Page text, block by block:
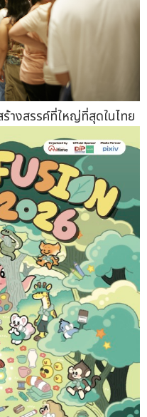
างสรรค์ที่ใหญ่ที่สุดในไทย